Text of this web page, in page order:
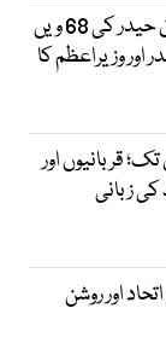
میجر طفیل محمد شہید نشان حیدر کی 68 ویں
وزیراعظم کا
قربانیوں اور
زبانی
اتحاد اور روشن